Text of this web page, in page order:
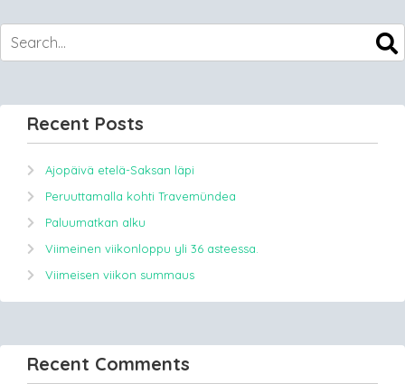
Recent Posts
Ajopäivä etelä-Saksan läpi
Peruuttamalla kohti Travemündea
Paluumatkan alku
Viimeinen viikonloppu yli 36 asteessa.
Viimeisen viikon summaus
Recent Comments